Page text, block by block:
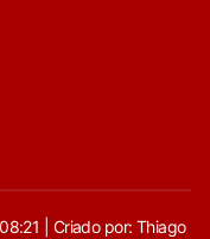
| Criado por: Thiago